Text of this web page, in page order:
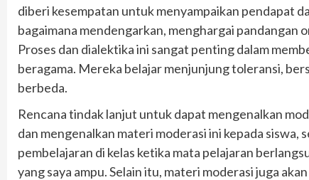
diberi kesempatan untuk menyampaikan pendapat
bagaimana mendengarkan, menghargai pandangan
Proses dan dialektika ini sangat penting dalam
beragama. Mereka belajar menjunjung toleransi,
berbeda.
Rencana tindak lanjut untuk dapat mengenalkan
dan mengenalkan materi moderasi ini kepada
pembelajaran di kelas ketika mata pelajaran
yang saya ampu. Selain itu, materi moderasi juga